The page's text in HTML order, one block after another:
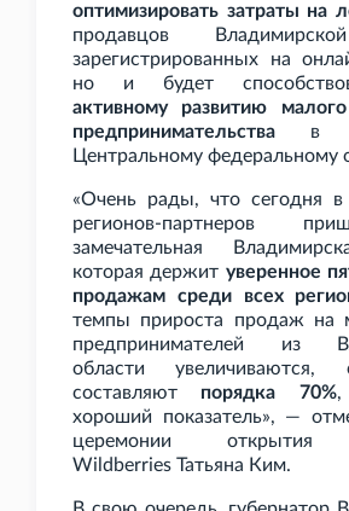
оптимизировать затраты на
продавцов
зарегистрированных на
но и будет
активному развитию
предпринимательства в
Центральному федеральному
«Очень рады, что сегодня
регионов-партнеров
замечательная
которая держит уверенное
продажам среди всех
темпы прироста продаж на
предпринимателей из
области увеличиваются,
составляют порядка 70%,
хороший показатель», —
церемонии открытия
Wildberries Татьяна Ким.